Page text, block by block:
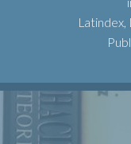
Latindex,